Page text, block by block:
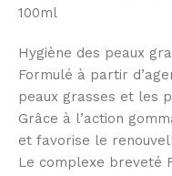
100ml
Hygiène des peaux
Formulé à partir
peaux grasses et les
Grâce à l’action
et favorise le
Le complexe breveté